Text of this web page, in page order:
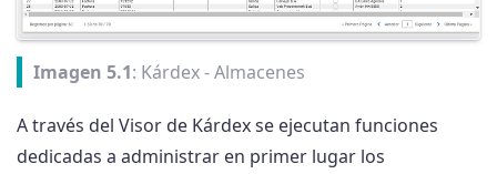
Imagen 5.1: Kárdex - Almacenes
A través del Visor de Kárdex se ejecutan funciones
dedicadas a administrar en primer lugar los